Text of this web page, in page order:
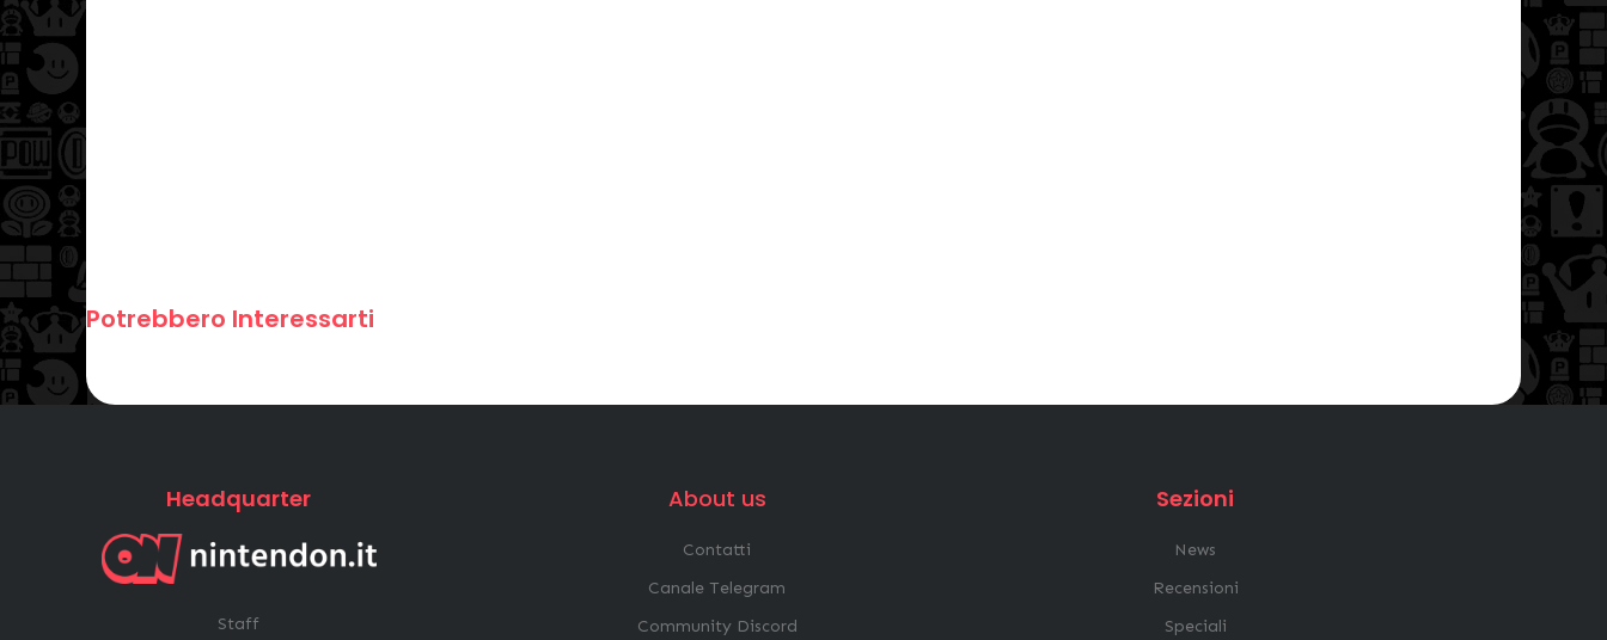
Potrebbero Interessarti
Headquarter
Staff
About us
Contatti
Canale Telegram
Community Discord
Sezioni
News
Recensioni
Speciali